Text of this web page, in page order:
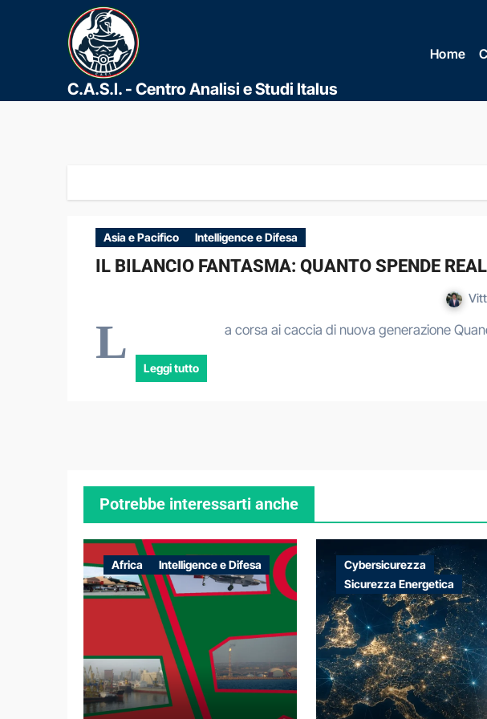
C.A.S.I. - Centro Analisi e Studi Italus
Home
Asia e Pacifico Intelligence e Difesa
IL BILANCIO FANTASMA: QUANTO SPENDE
L a corsa ai caccia di nuova generazione
Leggi tutto
Potrebbe interessarti anche
Africa Intelligence e Difesa
Cybersicurezza
Sicurezza Energetica